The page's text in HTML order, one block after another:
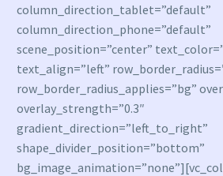
column_direction_tablet=”default”
column_direction_phone=”default”
scene_position=”center”
text_align=”left”
row_border_radius_applies=”bg”
overlay_strength=”0.3″
gradient_direction=”left_to_right”
shape_divider_position=”bottom”